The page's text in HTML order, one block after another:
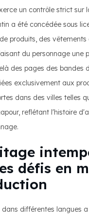
un contrôle strict sur
a été concédée sous
produits, des vêtements
du personnage une
des pages des bandes
exclusivement aux
dans des villes telles
reflétant l'histoire
défis en
dans différentes langues